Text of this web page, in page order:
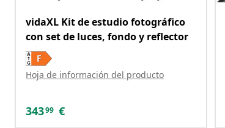
vidaXL Kit de estudio fotográfico
con set de luces, fondo y reflector
Hoja de información del producto
34399 €